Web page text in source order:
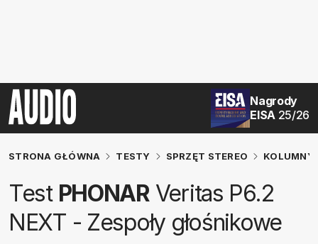
Nagrody
EISA 25/26
STRONA GŁÓWNA TESTY SPRZĘT STEREO KOLUMNY
Test PHONAR Veritas P6.2
NEXT - Zespoły głośnikowe